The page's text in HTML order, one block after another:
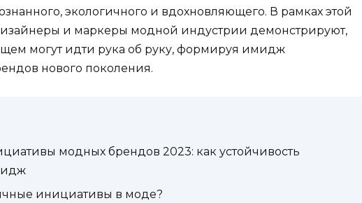
экологичного и вдохновляющего. В рамках этой
и маркеры модной индустрии демонстрируют,
могут идти рука об руку, формируя имидж
нового поколения.
модных брендов 2023: как устойчивость
инициативы в моде?